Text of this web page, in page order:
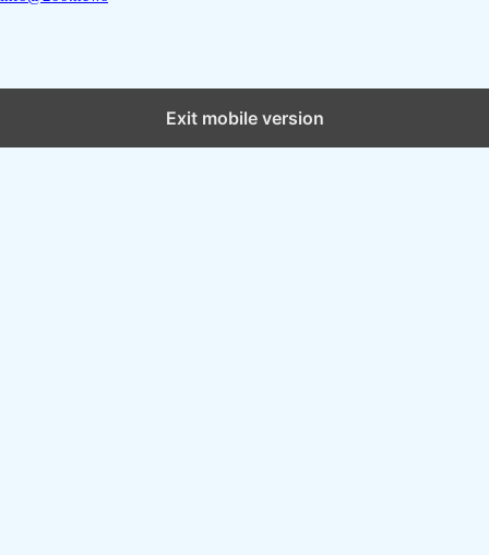
Exit mobile version